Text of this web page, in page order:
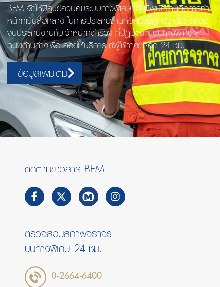
BEM จัดให้มีศูนย์ควบคุมระบบทางพิเศษ โดยมีพนักงานสื่อสารทำ
หน้าที่เป็นสื่อกลาง ในการประสานงานกับหน่วยกู้ภัยฉุกเฉิน ตลอด
จนประสานงานกับเจ้าหน้าที่ตำรวจ ที่ปฏิบัติงานบนทางพิเศษและ
ถนนด้านล่างเพื่อ คอยให้บริการแก่ผู้ใช้ทางตลอด 24 ชม.
ข้อมูลเพิ่มเติม
ติดตามข่าวสาร BEM
ตรวจสอบสภาพจราจร
บนทางพิเศษ 24 ชม.
0-2664-6400